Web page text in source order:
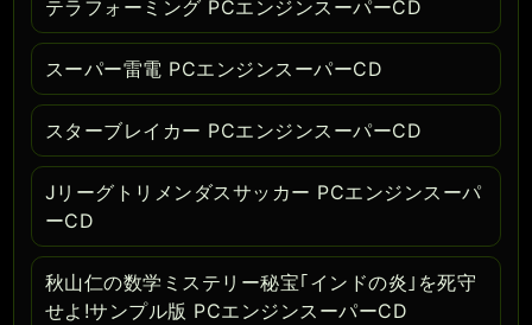
テラフォーミング PCエンジンスーパーCD
スーパー雷電 PCエンジンスーパーCD
スターブレイカー PCエンジンスーパーCD
Jリーグトリメンダスサッカー PCエンジンスーパ
ーCD
秋山仁の数学ミステリー秘宝｢インドの炎｣を死守
せよ!サンプル版 PCエンジンスーパーCD